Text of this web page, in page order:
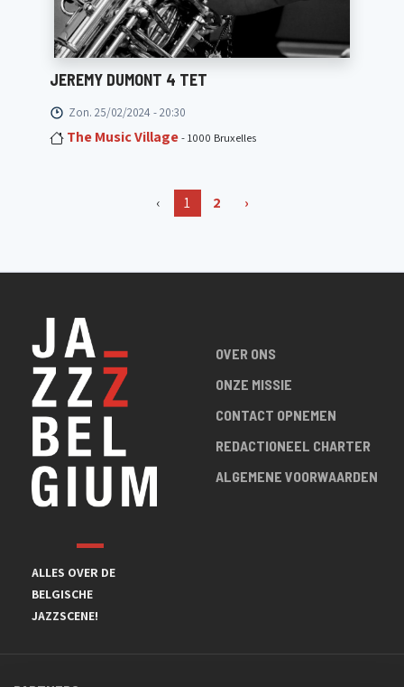
JEREMY DUMONT 4 TET
Zon. 25/02/2024 - 20:30
The Music Village- 1000 Bruxelles
‹ 1 2 ›
ALLES OVER DE
BELGISCHE
JAZZSCENE!
OVER ONS
ONZE MISSIE
CONTACT OPNEMEN
REDACTIONEEL CHARTER
ALGEMENE VOORWAARDEN